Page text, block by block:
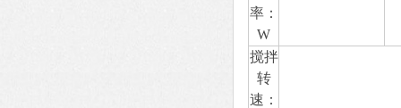
率：
W
搅拌
转
速：